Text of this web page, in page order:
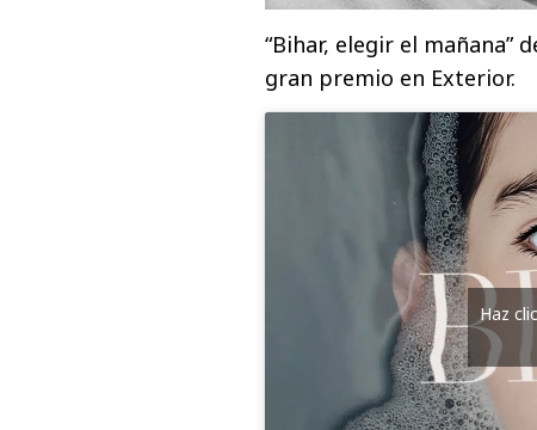
“Bihar, elegir el mañana”
gran premio en Exterior.
Haz